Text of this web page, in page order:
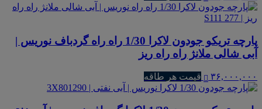
پارچه تریکو جودون لاکرا 1/30 راه راه گردباف نوریس |
آبی شالی ملانژ راه راه ریز
۳۶,۰۰۰,۰۰۰ قیمت هر طاقه